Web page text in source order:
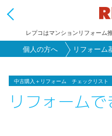
レプコはマンションリフォーム
個人の方へ リフォーム
中古購入＋リフォーム チェックリスト
リフォーム